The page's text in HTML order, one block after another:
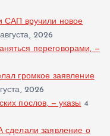
САП вручили новое
2026
переговорами, —
громкое заявление
2026
послов, — указы 4
заявление о